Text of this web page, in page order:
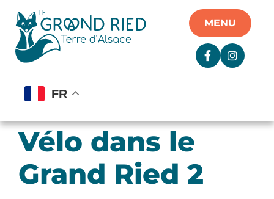
MENU
FR
Vélo dans le
Grand Ried 2
Panneau de gestion des cookies